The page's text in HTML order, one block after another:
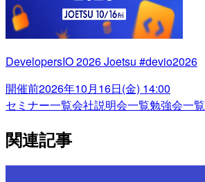
DevelopersIO 2026 Joetsu #devio2026
開催前2026年10月16日(金) 14:00
セミナー一覧会社説明会一覧勉強会一覧
関連記事